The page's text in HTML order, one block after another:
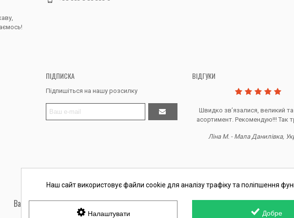
ПІДПИСКА
Підпишіться на нашу розсилку
ВІДГУКИ
Дякую за все, продавець супер.
Швидко звʼязалися, великий та
асортимент. Рекомендую!!! Так
Ліна М. - Мала Данилівка,
Вас обслуговує: ФОП Косташ С.І., номер запису в ЄДР 2 673 000 0000 057597 від
Наш сайт використовує файли cookie для аналізу трафіку та поліпшення
Добре
Налаштувати